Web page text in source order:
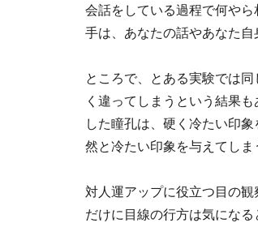
会話をしている過程で何や
手は、あなたの話やあなた自
ところで、とある実験では
く違ってしまうという結果
した瞳孔は、硬く冷たい印
然と冷たい印象を与えてしま
対人運アップに役立つ目の
だけに目線の行方は気になる